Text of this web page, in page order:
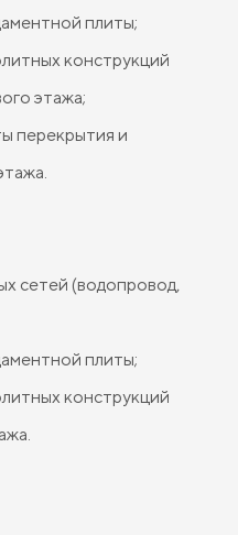
плиты;
конструкций
этажа;
перекрытия и
сетей (водопровод,
плиты;
конструкций